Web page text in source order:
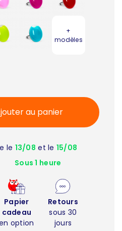
+
modèles
au panier
le 13/08 et le 15/08
Sous 1 heure
Papier
cadeau
option
Retours
sous 30
jours